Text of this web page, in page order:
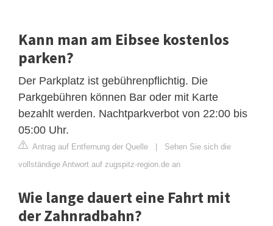
Kann man am Eibsee kostenlos
parken?
Der Parkplatz ist gebührenpflichtig. Die
Parkgebühren können Bar oder mit Karte
bezahlt werden. Nachtparkverbot von 22:00 bis
05:00 Uhr.
Antrag auf Entfernung der Quelle | Sehen Sie sich die
vollständige Antwort auf zugspitz-region.de an
Wie lange dauert eine Fahrt mit
der Zahnradbahn?